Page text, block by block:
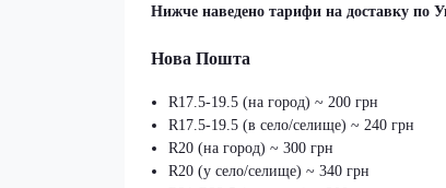
Нижче наведено тарифи на доставку по
Нова Пошта
R17.5-19.5 (на город) ~ 200 грн
R17.5-19.5 (в село/селище) ~ 240 грн
R20 (на город) ~ 300 грн
R20 (у село/селище) ~ 340 грн